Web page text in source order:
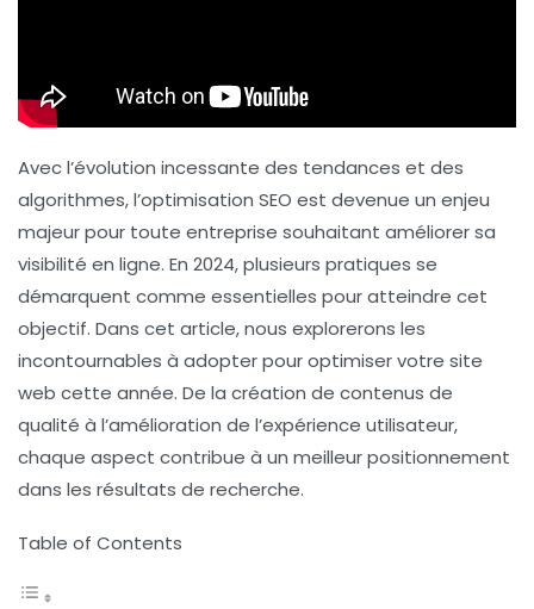
Avec l’évolution incessante des tendances et des
algorithmes, l’optimisation SEO est devenue un enjeu
majeur pour toute entreprise souhaitant améliorer sa
visibilité en ligne. En 2024, plusieurs pratiques se
démarquent comme essentielles pour atteindre cet
objectif. Dans cet article, nous explorerons les
incontournables à adopter pour optimiser votre site
web cette année. De la création de contenus de
qualité à l’amélioration de l’expérience utilisateur,
chaque aspect contribue à un meilleur positionnement
dans les résultats de recherche.
Table of Contents